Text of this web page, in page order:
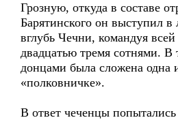
Грозную, откуда в составе
Барятинского он выступил в
вглубь Чечни, командуя
двадцатью тремя сотнями. В
донцами была сложена одна
«полковничке».
В ответ чеченцы попытались